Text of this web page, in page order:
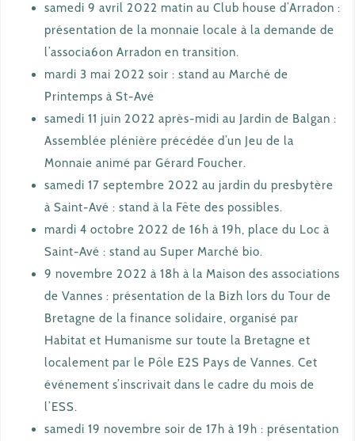
samedi 9 avril 2022 matin au Club house d’Arradon :
présentation de la monnaie locale à la demande de
l’associa6on Arradon en transition.
mardi 3 mai 2022 soir : stand au Marché de
Printemps à St-Avé
samedi 11 juin 2022 après-midi au Jardin de Balgan :
Assemblée plénière précédée d’un Jeu de la
Monnaie animé par Gérard Foucher.
samedi 17 septembre 2022 au jardin du presbytère
à Saint-Avé : stand à la Fête des possibles.
mardi 4 octobre 2022 de 16h à 19h, place du Loc à
Saint-Avé : stand au Super Marché bio.
9 novembre 2022 à 18h à la Maison des associations
de Vannes : présentation de la Bizh lors du Tour de
Bretagne de la finance solidaire, organisé par
Habitat et Humanisme sur toute la Bretagne et
localement par le Pôle E2S Pays de Vannes. Cet
événement s’inscrivait dans le cadre du mois de
l’ESS.
samedi 19 novembre soir de 17h à 19h : présentation